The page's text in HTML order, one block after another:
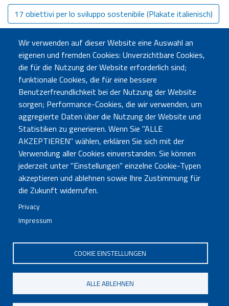
17 obiettivi per lo sviluppo sostenibile (Plakate italienisch)
Wir alle sind Agenda 2030 - Nachhaltigkeitsziele als Auftrag
Agenda 2030 – Die Aufgabe der Bibliotheken bei der
Wir verwenden auf dieser Website eine Auswahl an
eigenen und fremden Cookies: Unverzichtbare Cookies,
die für die Nutzung der Website erforderlich sind;
funktionale Cookies, die für eine bessere
Benutzerfreundlichkeit bei der Nutzung der Website
sorgen; Performance-Cookies, die wir verwenden, um
aggregierte Daten über die Nutzung der Website und
Statistiken zu generieren. Wenn Sie "ALLE
AKZEPTIEREN" wählen, erklären Sie sich mit der
Verwendung aller Cookies einverstanden. Sie können
jederzeit unter "Einstellungen" einzelne Cookie-Typen
akzeptieren und ablehnen sowie Ihre Zustimmung für
die Zukunft widerrufen.
Privacy
Impressum
COOKIE EINSTELLUNGEN
ALLE ABLEHNEN
Büro BozenSebastian-Altmann-Str. 17 - 39100 Bozen - Tel. 0471
Büro Bruneck
neuigkeiten@bvs.bz.it- PEC:bibliotheksverband@pec.bvs.bz.it
Impressum|Privacy|Transparenz|Sozialbilanz|Barrierefreiheit